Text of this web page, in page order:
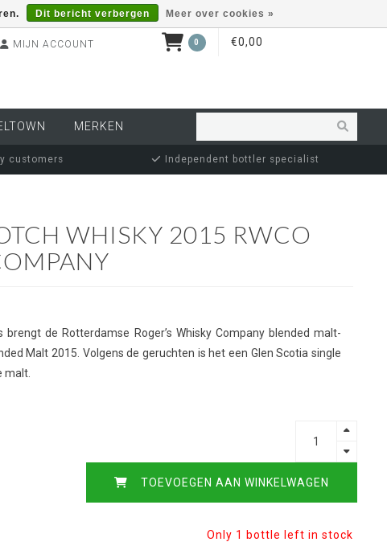
MIJN ACCOUNT 0 €0,00
MERKEN
customers Independent bottler specialist
WHISKY 2015 RWCO
brengt de Rotterdamse Roger’s Whisky Company blended malt-
Malt 2015. Volgens de geruchten is het een Glen Scotia single
malt.
TOEVOEGEN AAN WINKELWAGEN
Only 1 bottle left in stock
Dit bericht verbergen Meer over cookies »